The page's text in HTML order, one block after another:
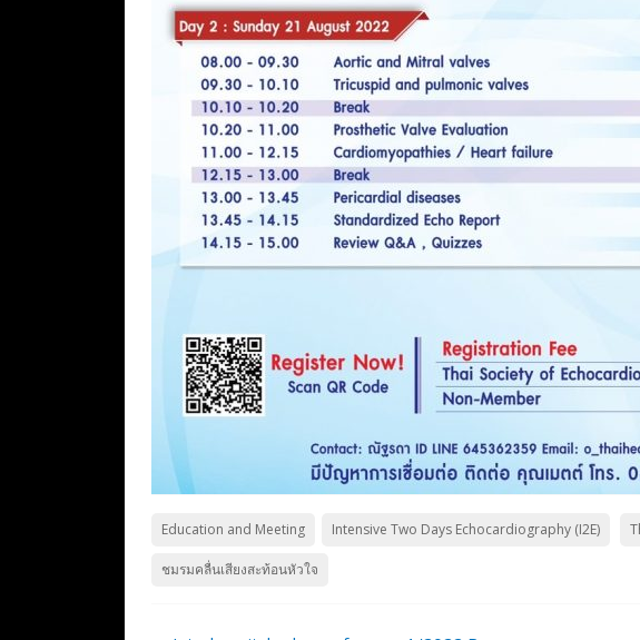
Education and Meeting Intensive Two Days Echocardiography (I2E)
ชมรมคลื่นเสียงสะท้อนหัวใจ